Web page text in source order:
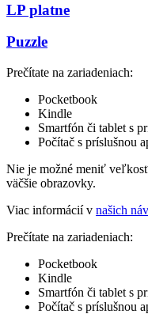
LP platne
Puzzle
Prečítate na zariadeniach:
Pocketbook
Kindle
Smartfón či tablet s
Počítač s príslušnou
Nie je možné meniť
väčšie obrazovky.
Viac informácií v našich
Prečítate na zariadeniach:
Pocketbook
Kindle
Smartfón či tablet s
Počítač s príslušnou